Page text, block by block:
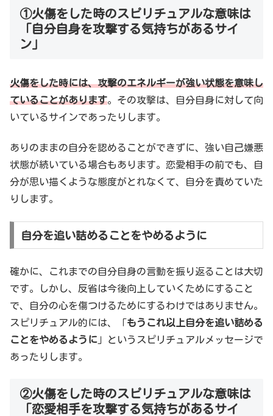
①火傷をした時のスピリチュアルな意味は
「自分自身を攻撃する気持ちがあるサイ
ン」
火傷をした時には、攻撃のエネルギーが強い状態を意味し
ていることがあります。その攻撃は、自分自身に対して向
いているサインであったりします。
ありのままの自分を認めることができずに、強い自己嫌悪
状態が続いている場合もあります。恋愛相手の前でも、自
分が思い描くような態度がとれなくて、自分を責めていた
りします。
自分を追い詰めることをやめるように
確かに、これまでの自分自身の言動を振り返ることは大切
です。しかし、反省は今後向上していくためにすること
で、自分の心を傷つけるためにするわけではありません。
スピリチュアル的には、「もうこれ以上自分を追い詰める
ことをやめるように 」というスピリチュアルメッセージで
あったりします。
②火傷をした時のスピリチュアルな意味は
「恋愛相手を攻撃する気持ちがあるサイ